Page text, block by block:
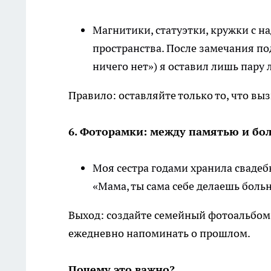
Магнитики, статуэтки, кружки с
пространства. После замечания
ничего нет») я оставил лишь
Правило: оставляйте только то, что
6. Фоторамки: между памятью и
Моя сестра годами хранила
«Мама, ты сама себе делаешь
Выход: создайте семейный
ежедневно напоминать о прошлом.